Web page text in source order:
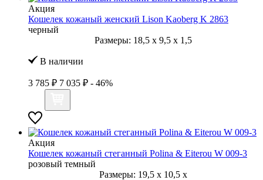
Акция
Кошелек кожаный женский Lison Kaoberg K 2863
черный
Размеры: 18,5 x 9,5 x 1,5
В наличии
3 785 ₽ 7 035 ₽ - 46%
Акция
Кошелек кожаный стеганный Polina & Eiterou W 009-3
розовый темный
Размеры: 19,5 x 10,5 x